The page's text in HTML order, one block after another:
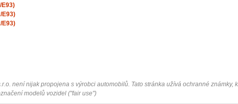
E93)
E93)
E93)
není nijak propojena s výrobci automobilů. Tato stránka užívá ochranné známky,
modelů vozidel ("fair use")